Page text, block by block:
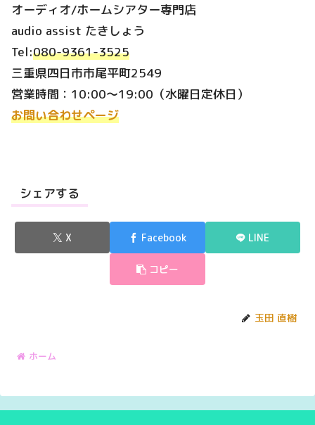
オーディオ/ホームシアター専門店
audio assist たきしょう
Tel:080-9361-3525
三重県四日市市尾平町2549
営業時間：10:00～19:00（水曜日定休日）
お問い合わせページ
シェアする
X Facebook LINE
コピー
玉田 直樹
ホーム